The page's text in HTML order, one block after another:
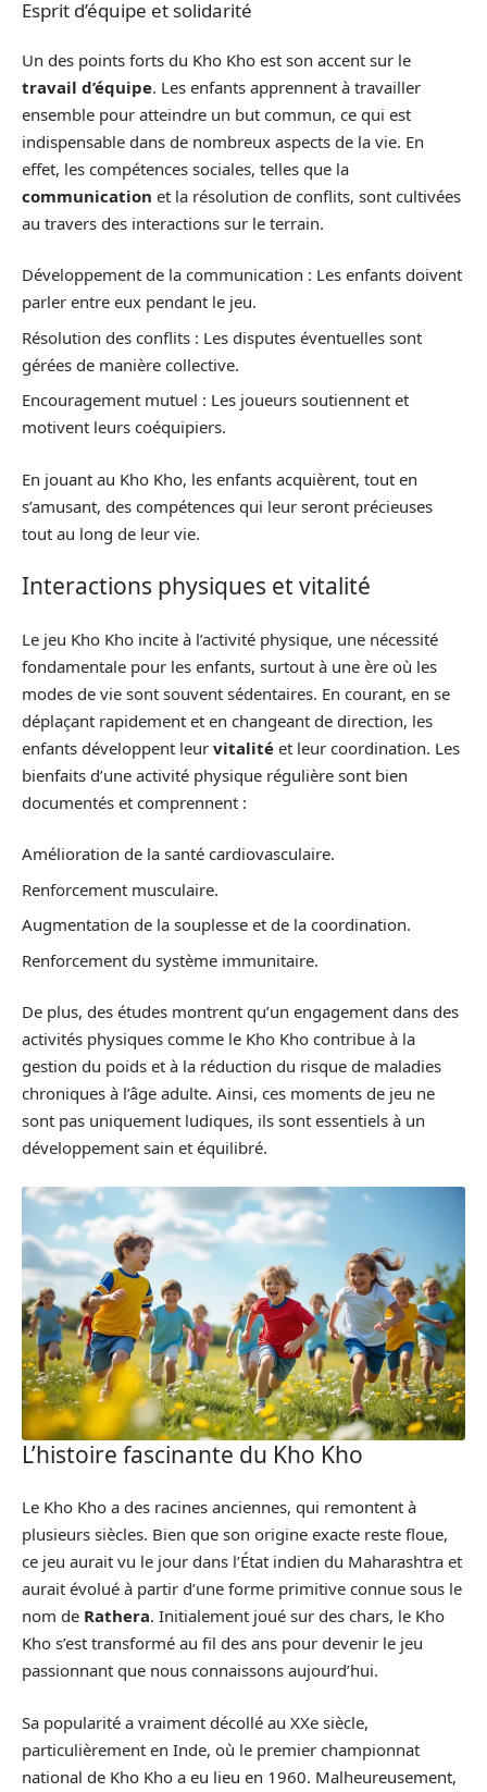
Esprit d’équipe et solidarité
Un des points forts du Kho Kho est son accent sur le
travail d’équipe. Les enfants apprennent à travailler
ensemble pour atteindre un but commun, ce qui est
indispensable dans de nombreux aspects de la vie. En
effet, les compétences sociales, telles que la
communication et la résolution de conflits, sont cultivées
au travers des interactions sur le terrain.
Développement de la communication : Les enfants doivent
parler entre eux pendant le jeu.
Résolution des conflits : Les disputes éventuelles sont
gérées de manière collective.
Encouragement mutuel : Les joueurs soutiennent et
motivent leurs coéquipiers.
En jouant au Kho Kho, les enfants acquièrent, tout en
s’amusant, des compétences qui leur seront précieuses
tout au long de leur vie.
Interactions physiques et vitalité
Le jeu Kho Kho incite à l’activité physique, une nécessité
fondamentale pour les enfants, surtout à une ère où les
modes de vie sont souvent sédentaires. En courant, en se
déplaçant rapidement et en changeant de direction, les
enfants développent leur vitalité et leur coordination. Les
bienfaits d’une activité physique régulière sont bien
documentés et comprennent :
Amélioration de la santé cardiovasculaire.
Renforcement musculaire.
Augmentation de la souplesse et de la coordination.
Renforcement du système immunitaire.
De plus, des études montrent qu’un engagement dans des
activités physiques comme le Kho Kho contribue à la
gestion du poids et à la réduction du risque de maladies
chroniques à l’âge adulte. Ainsi, ces moments de jeu ne
sont pas uniquement ludiques, ils sont essentiels à un
développement sain et équilibré.
L’histoire fascinante du Kho Kho
Le Kho Kho a des racines anciennes, qui remontent à
plusieurs siècles. Bien que son origine exacte reste floue,
ce jeu aurait vu le jour dans l’État indien du Maharashtra et
aurait évolué à partir d’une forme primitive connue sous le
nom de Rathera. Initialement joué sur des chars, le Kho
Kho s’est transformé au fil des ans pour devenir le jeu
passionnant que nous connaissons aujourd’hui.
Sa popularité a vraiment décollé au XXe siècle,
particulièrement en Inde, où le premier championnat
national de Kho Kho a eu lieu en 1960. Malheureusement,